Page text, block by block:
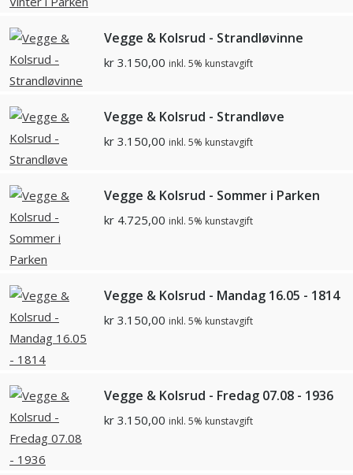
Vegge & Kolsrud - Strandløvinne
kr 3.150,00 inkl. 5% kunstavgift
Vegge & Kolsrud - Strandløve
kr 3.150,00 inkl. 5% kunstavgift
Vegge & Kolsrud - Sommer i Parken
kr 4.725,00 inkl. 5% kunstavgift
Vegge & Kolsrud - Mandag 16.05 - 1814
kr 3.150,00 inkl. 5% kunstavgift
Vegge & Kolsrud - Fredag 07.08 - 1936
kr 3.150,00 inkl. 5% kunstavgift